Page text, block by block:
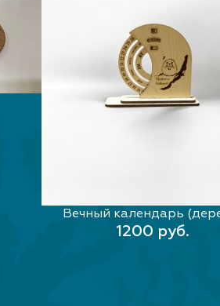
В КОРЗИНУ
Вечный календарь
1200 руб.